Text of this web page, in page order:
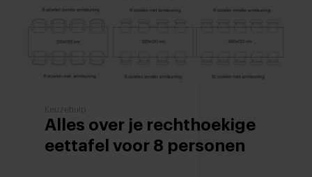
Keuzehulp
Alles over je rechthoekige
eettafel voor 8 personen